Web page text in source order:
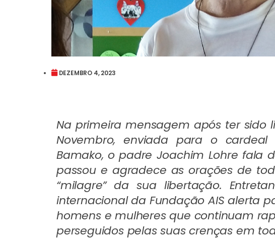
DEZEMBRO 4, 2023
Na primeira mensagem após ter sido
Novembro, enviada para o cardeal
Bamako, o padre Joachim Lohre fala
passou e agradece as orações de
“milagre” da sua libertação.
internacional da Fundação AIS alerta
homens e mulheres que continuam
perseguidos pelas suas crenças em